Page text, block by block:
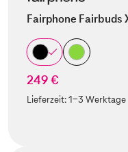
Fairphone Fairbuds
249 €
Lieferzeit:1-3 Werktage